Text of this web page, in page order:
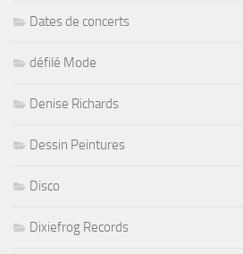
Dates de concerts
défilé Mode
Denise Richards
Dessin Peintures
Disco
Dixiefrog Records